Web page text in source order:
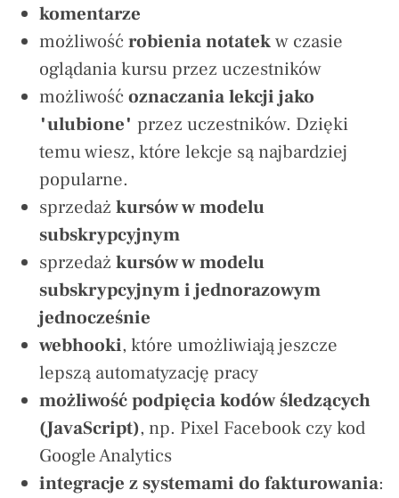
komentarze
możliwość robienia notatekw czasie
oglądania kursu przez uczestników
możliwość oznaczania lekcji jako
"ulubione" przez uczestników. Dzięki
temu wiesz, które lekcje są najbardziej
popularne.
sprzedaż kursów w modelu
subskrypcyjnym
sprzedaż kursów w modelu
subskrypcyjnym i jednorazowym
jednocześnie
webhooki, które umożliwiają jeszcze
lepszą automatyzację pracy
możliwość podpięcia kodów śledzących
(JavaScript), np. Pixel Facebook czy kod
Google Analytics
integracje z systemami do fakturowania: